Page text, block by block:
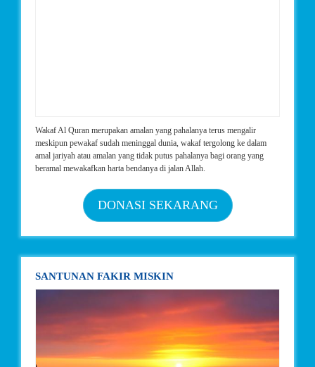
Wakaf Al Quran merupakan amalan yang pahalanya terus mengalir
meskipun pewakaf sudah meninggal dunia, wakaf tergolong ke dalam
amal jariyah atau amalan yang tidak putus pahalanya bagi orang yang
beramal mewakafkan harta bendanya di jalan Allah.
DONASI SEKARANG
SANTUNAN FAKIR MISKIN